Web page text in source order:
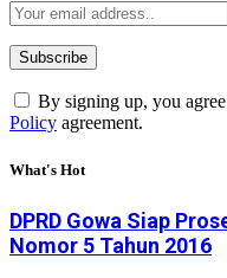
By signing up, you
Policy agreement.
What's Hot
DPRD Gowa Siap
Nomor 5 Tahun 2016